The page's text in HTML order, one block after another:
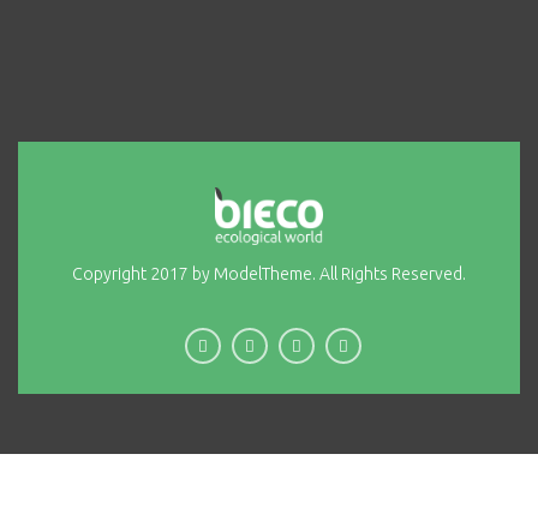
Copyright 2017 by ModelTheme. All Rights Reserved.